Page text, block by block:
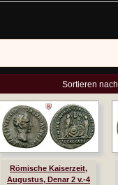
Sortieren nach
Römische Kaiserzeit,
Augustus, Denar 2 v.-4